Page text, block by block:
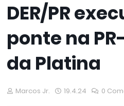
DER/PR
ponte na
da Platina
Marcos Jr. 19.4.24 0